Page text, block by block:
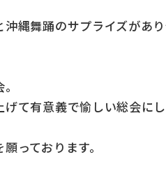
縄舞踊のサプライズがあ
げて有意義で愉しい総会に
っております。